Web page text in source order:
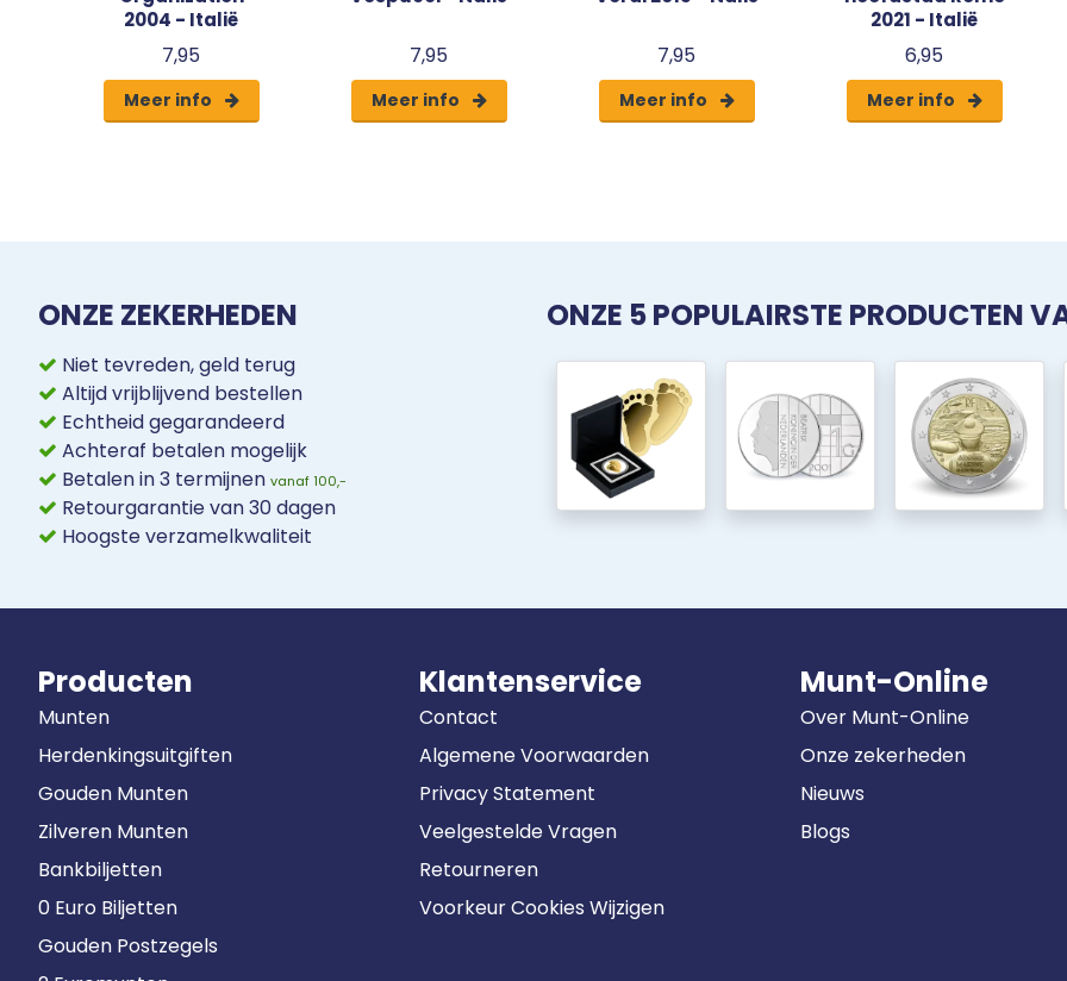
2004 - Italië
7,95
Meer info
7,95
Meer info
7,95
Meer info
2021 - Italië
6,95
Meer info
ONZE ZEKERHEDEN
Niet tevreden, geld terug
Altijd vrijblijvend bestellen
Echtheid gegarandeerd
Achteraf betalen mogelijk
Betalen in 3 termijnen vanaf 100,-
Retourgarantie van 30 dagen
Hoogste verzamelkwaliteit
ONZE 5 POPULAIRSTE PRODUCTEN
Producten
Munten
Herdenkingsuitgiften
Gouden Munten
Zilveren Munten
Bankbiljetten
0 Euro Biljetten
Gouden Postzegels
Klantenservice
Contact
Algemene Voorwaarden
Privacy Statement
Veelgestelde Vragen
Retourneren
Voorkeur Cookies Wijzigen
Munt-Online
Over Munt-Online
Onze zekerheden
Nieuws
Blogs